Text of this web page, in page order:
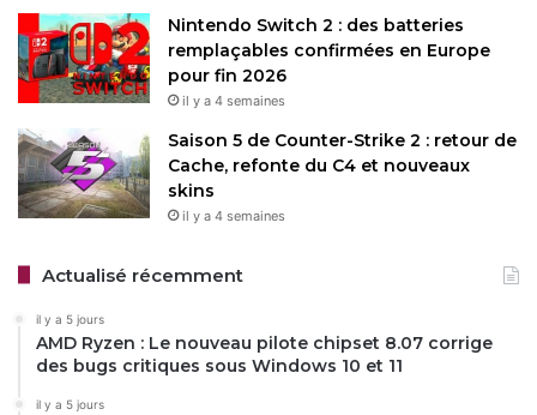
Langue : Anglais, Français
Date : 03/05/2025
Chrome Releases (Google Blog)
Restez connecté via Google News
Suivez-nous pour les dernières mises à jour et guides.
Nintendo Switch 2 : des batteries
remplaçables confirmées en Europe
pour fin 2026
il y a 4 semaines
Saison 5 de Counter-Strike 2 : retour de
Cache, refonte du C4 et nouveaux
skins
il y a 4 semaines
Actualisé récemment
il y a 5 jours
AMD Ryzen : Le nouveau pilote chipset 8.07 corrige
des bugs critiques sous Windows 10 et 11
il y a 5 jours